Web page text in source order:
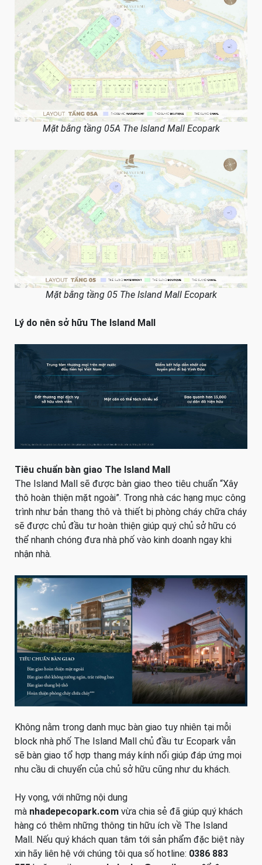
Mặt bằng tầng 05A The Island Mall Ecopark
Mặt bằng tầng 05 The Island Mall Ecopark
Lý do nên sở hữu The Island Mall
Tiêu chuẩn bàn giao The Island Mall
The Island Mall sẽ được bàn giao theo tiêu chuẩn “Xây
thô hoàn thiện mặt ngoài”. Trong nhà các hạng mục công
trình như bản thang thô và thiết bị phòng cháy chữa cháy
sẽ được chủ đầu tư hoàn thiện giúp quý chủ sở hữu có
thể nhanh chóng đưa nhà phố vào kinh doanh ngay khi
nhận nhà.
Không nằm trong danh mục bàn giao tuy nhiên tại mỗi
block nhà phố The Island Mall chủ đầu tư Ecopark vẫn
sẽ bàn giao tổ hợp thang máy kính nổi giúp đáp ứng mọi
nhu cầu di chuyển của chủ sở hữu cũng như du khách.
Hy vọng, với những nội dung
mà nhadepecopark.com vừa chia sẻ đã giúp quý khách
hàng có thêm những thông tin hữu ích về The Island
Mall. Nếu quý khách quan tâm tới sản phẩm đặc biệt này
xin hãy liên hệ với chúng tôi qua số hotline: 0386 883